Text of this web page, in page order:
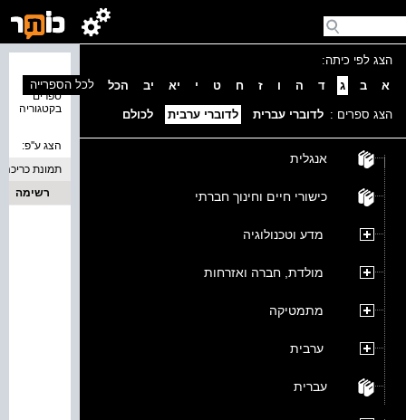
הצג לפי כיתה:
א
ב ג ד ה ו ז ח ט י יא יב הכל
הצג ספרים : לדוברי עברית לדוברי ערבית לכולם
אנגלית
כישורי חיים וחינוך חברתי
מדע וטכנולוגיה
מולדת, חברה ואזרחות
מתמטיקה
ערבית
עברית
ספרים
בקטגוריה
לכל הספרייה
הצג ע''פ:
תמונת כריכה
רשימה